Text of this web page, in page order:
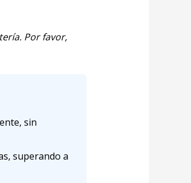
Por favor,
sin
superando a